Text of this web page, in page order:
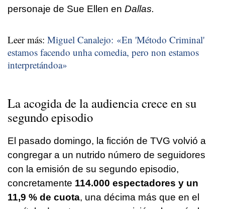
personaje de Sue Ellen en Dallas.
Leer más: Miguel Canalejo: «En 'Método Criminal'
estamos facendo unha comedia, pero non estamos
interpretándoa»
La acogida de la audiencia crece en su
segundo episodio
El pasado domingo, la ficción de TVG volvió a
congregar a un nutrido número de seguidores
con la emisión de su segundo episodio,
concretamente 114.000 espectadores y un
11,9 % de cuota, una décima más que en el